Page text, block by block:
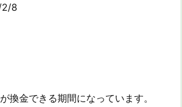
2/8
換金できる期間になっています。